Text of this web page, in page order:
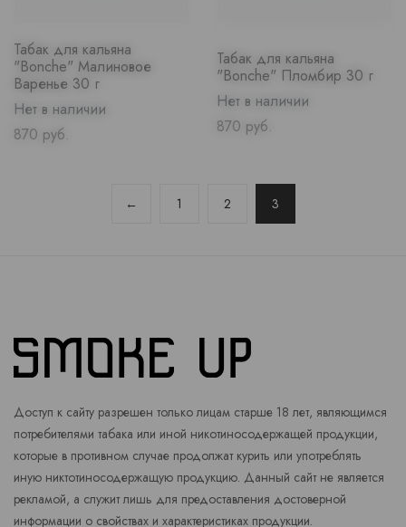
Табак для кальяна
"Bonche" Малиновое
Варенье 30 г
Нет в наличии
Price
870 руб.
Табак для кальяна
"Bonche" Пломбир 30 г
Нет в наличии
Price
870 руб.
← 1 2 3
Доступ к сайту разрешен только лицам старше 18 лет, являющимся
потребителями табака или иной никотиносодержащей продукции,
которые в противном случае продолжат курить или употреблять
иную никтотиносодержащую продукцию. Данный сайт не является
рекламой, а служит лишь для предоставления достоверной
информации о свойствах и характеристиках продукции.